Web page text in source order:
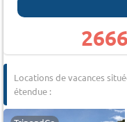
Locations de vacances
étendue :